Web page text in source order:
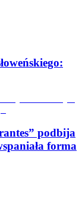
podbija
forma